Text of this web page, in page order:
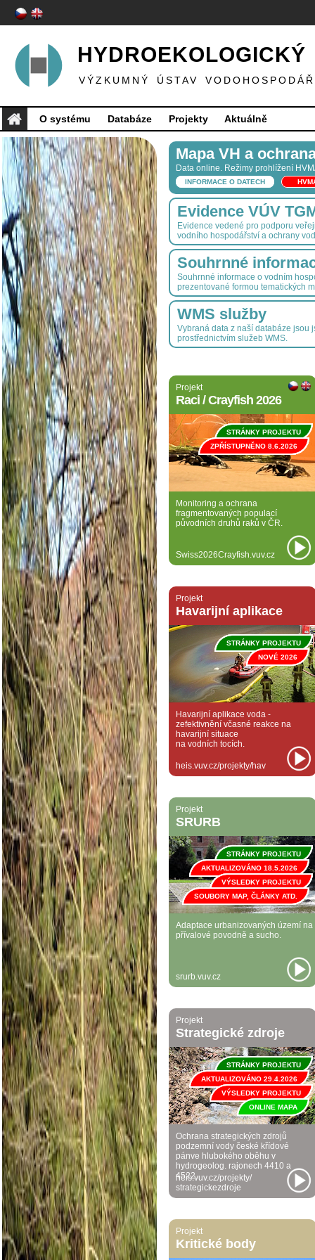
VÝZKUMNÝ ÚSTAV
O systému Databáze Projekty Aktuálně